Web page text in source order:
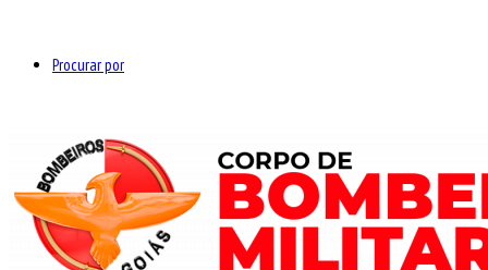
Procurar por